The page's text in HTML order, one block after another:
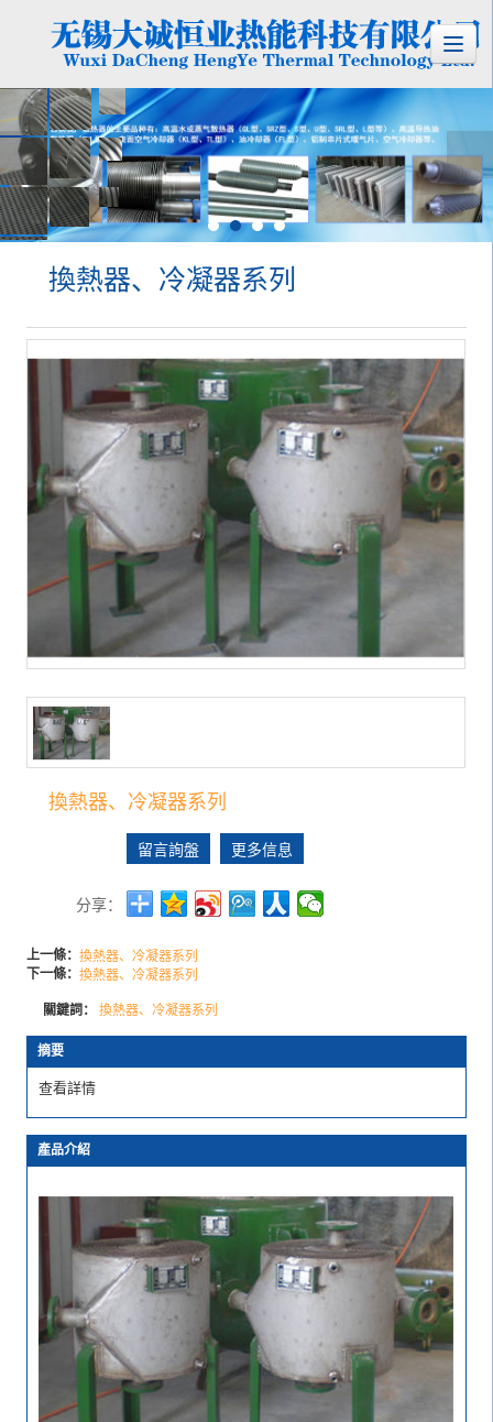
換熱器、冷凝器系列
換熱器、冷凝器系列
留言詢盤 更多信息
分享：
上一條：換熱器、冷凝器系列
下一條：換熱器、冷凝器系列
關鍵詞：換熱器、冷凝器系列
摘要
查看詳情
產品介紹